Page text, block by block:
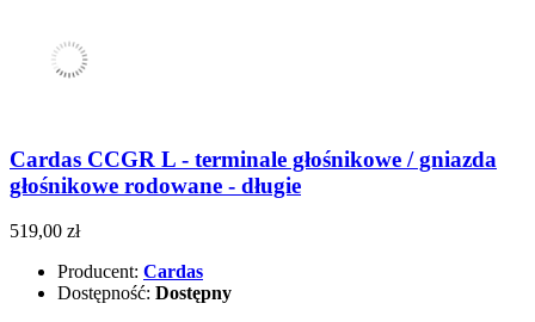
Cardas CCGR L - terminale głośnikowe / gniazda
głośnikowe rodowane - długie
519,00 zł
Producent: Cardas
Dostępność: Dostępny